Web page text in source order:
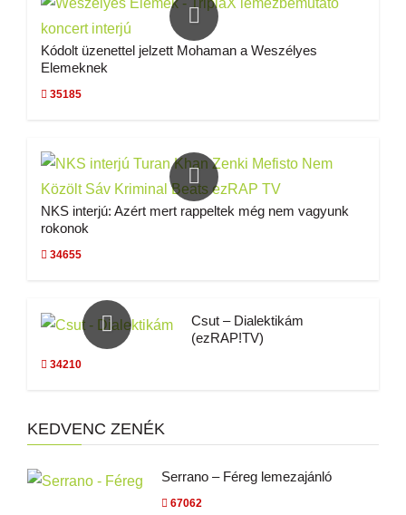
Kódolt üzenettel jelzett Mohaman a Weszélyes
Elemeknek
35185
NKS interjú: Azért mert rappeltek még nem vagyunk
rokonok
34655
Csut – Dialektikám
(ezRAP!TV)
34210
KEDVENC ZENÉK
Serrano – Féreg lemezajánló
67062